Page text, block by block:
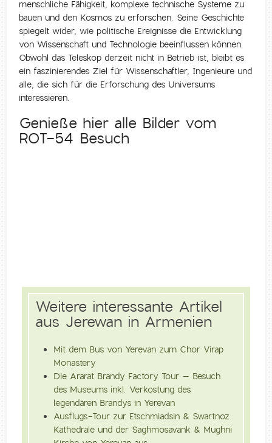
menschliche Fähigkeit, komplexe technische Systeme zu
bauen und den Kosmos zu erforschen. Seine Geschichte
spiegelt wider, wie politische Ereignisse die Entwicklung
von Wissenschaft und Technologie beeinflussen können.
Obwohl das Teleskop derzeit nicht in Betrieb ist, bleibt es
ein faszinierendes Ziel für Wissenschaftler, Ingenieure und
alle, die sich für die Erforschung des Universums
interessieren.
Genieße hier alle Bilder vom
ROT-54 Besuch
Weitere interessante Artikel
aus Jerewan in Armenien
Mit dem Bus von Yerevan zum Chor Virap
Monastery
Die Ararat Brandy Factory Tour – Besuch
des Museums inkl. Verkostung des
legendären Brandys in Yerevan
Ausflugs-Tour zur Etschmiadsin & Swartnoz
Kathedrale und der Saghmosavank & Mughni